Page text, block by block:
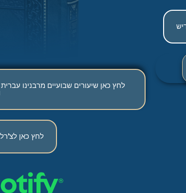
לחץ כאן שיעורים שבועיים מרבנינו
לחץ כאן